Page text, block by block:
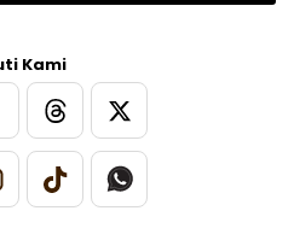
Kami